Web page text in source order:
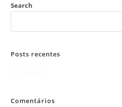
Search
Posts recentes
Comentários